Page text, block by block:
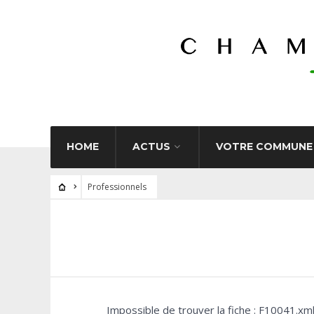
HOME ACTUS VOTRE COMMUNE
Professionnels
Impossible de trouver la fiche : F10041.xml